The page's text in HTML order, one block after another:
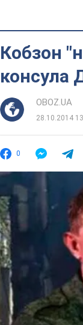
Кобзон
консула
OBOZ.UA
28.10.2014
0